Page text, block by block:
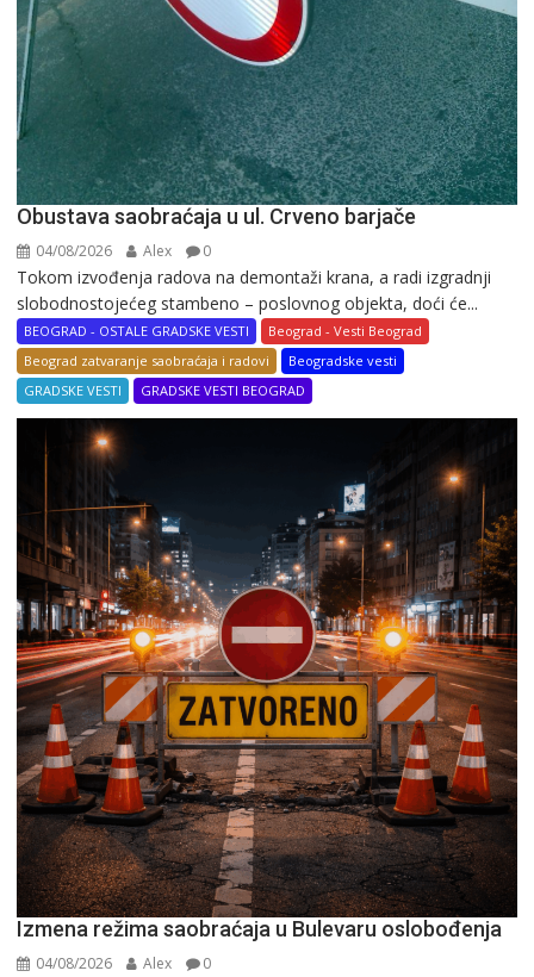
Obustava saobraćaja u ul. Crveno barjače
04/08/2026 Alex 0
Tokom izvođenja radova na demontaži krana, a radi izgradnji
slobodnostojećeg stambeno – poslovnog objekta, doći će...
BEOGRAD - OSTALE GRADSKE VESTI
Beograd - Vesti Beograd
Beograd zatvaranje saobraćaja i radovi
Beogradske vesti
GRADSKE VESTI
GRADSKE VESTI BEOGRAD
Izmena režima saobraćaja u Bulevaru oslobođenja
04/08/2026 Alex 0